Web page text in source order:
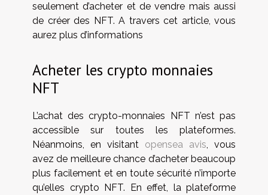
seulement d’acheter et de vendre mais aussi
de créer des NFT. A travers cet article, vous
aurez plus d’informations
Acheter les crypto monnaies
NFT
L’achat des crypto-monnaies NFT n’est pas
accessible sur toutes les plateformes.
Néanmoins, en visitant opensea avis, vous
avez de meilleure chance d’acheter beaucoup
plus facilement et en toute sécurité n’importe
qu’elles crypto NFT. En effet, la plateforme